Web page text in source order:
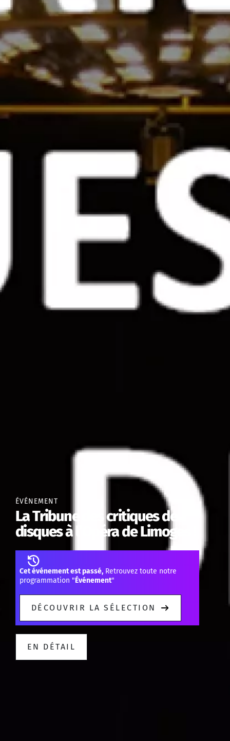
ÉVÉNEMENT
La Tribune des critiques de
disques à l’Opéra de Limoges !
Cet événement est passé, Retrouvez toute notre
programmation "Événement"
DÉCOUVRIR LA SÉLECTION
EN DÉTAIL